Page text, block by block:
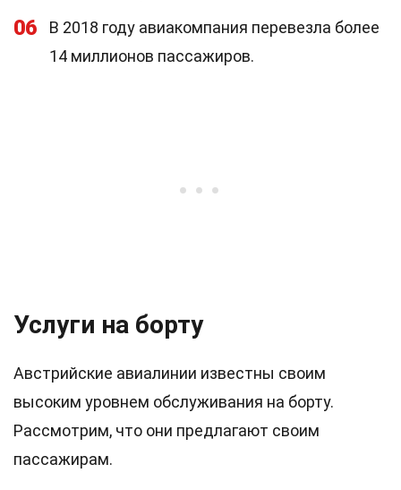
06
В 2018 году авиакомпания перевезла более
14 миллионов пассажиров.
Услуги на борту
Австрийские авиалинии известны своим
высоким уровнем обслуживания на борту.
Рассмотрим, что они предлагают своим
пассажирам.